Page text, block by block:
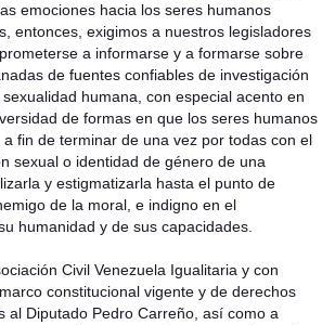
emociones hacia los seres humanos
entonces, exigimos a nuestros legisladores
a informarse y a formarse sobre
de fuentes confiables de investigación
humana, con especial acento en
de formas en que los seres humanos
fin de terminar de una vez por todas con el
sexual o identidad de género de una
y estigmatizarla hasta el punto de
de la moral, e indigno en el
humanidad y de sus capacidades.
Civil Venezuela Igualitaria y con
constitucional vigente y de derechos
al Diputado Pedro Carreño, así como a